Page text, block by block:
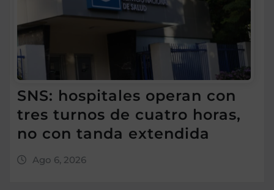
SNS: hospitales operan con
tres turnos de cuatro horas,
no con tanda extendida
Ago 6, 2026